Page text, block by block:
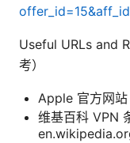
Useful URLs and
考）
Apple 官方网
维基百科 VPN